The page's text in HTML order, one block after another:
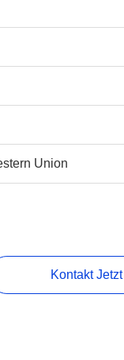
Union
Kontakt Jetzt